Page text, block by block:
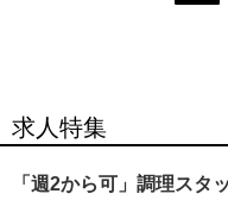
求人特集
「週2から可」調理スタ